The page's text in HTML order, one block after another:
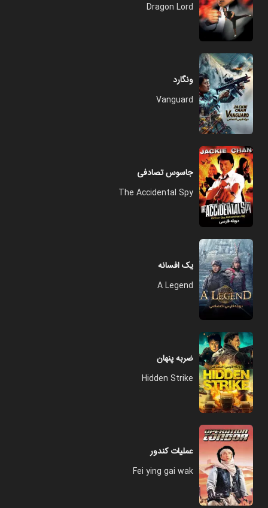
Dragon Lord
ونگارد
Vanguard
جاسوس تصادفی
The Accidental Spy
یک افسانه
A Legend
ضربه پنهان
Hidden Strike
عملیات کندور
Fei ying gai wak